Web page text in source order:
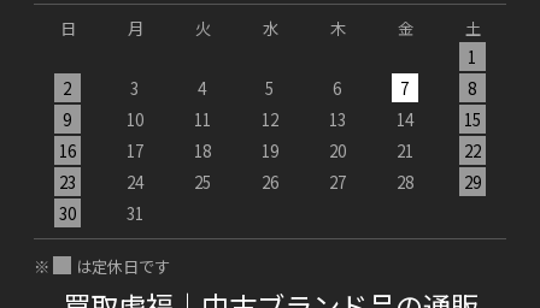
日 月 火 水 木 金
土
1
2
3 4 5 6 7
8
9
10 11 12 13 14
15
16
17 18 19 20 21
22
23
24 25 26 27 28
29
30
31
※ は定休日です